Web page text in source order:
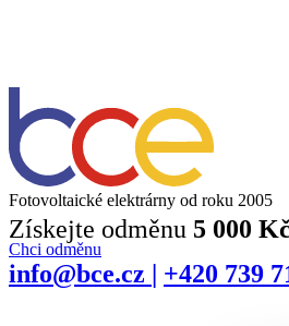
Fotovoltaické elektrárny od roku 2005
Získejte odměnu 5 000
Chci odměnu
info@bce.cz | +420 739